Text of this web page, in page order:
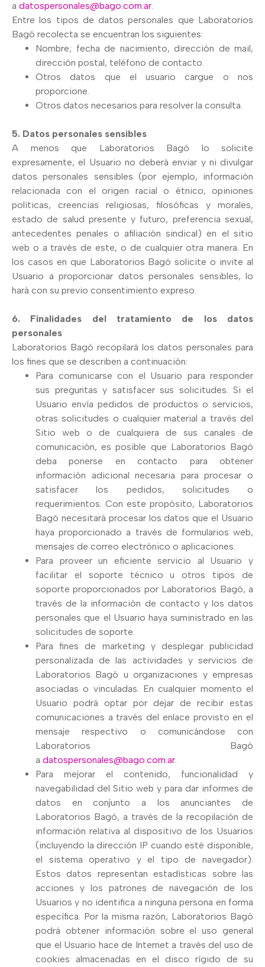
a datospersonales@bago.com.ar.
Entre los tipos de datos personales que Laboratorios
Bagó recolecta se encuentran los siguientes:
Nombre; fecha de nacimiento, dirección de mail,
dirección postal, teléfono de contacto.
Otros datos que el usuario cargue o nos
proporcione.
Otros datos necesarios para resolver la consulta.
5. Datos personales sensibles
A menos que Laboratorios Bagó lo solicite
expresamente, el Usuario no deberá enviar y ni divulgar
datos personales sensibles (por ejemplo, información
relacionada con el origen racial o étnico, opiniones
políticas, creencias religiosas, filosóficas y morales,
estado de salud presente y futuro, preferencia sexual,
antecedentes penales o afiliación sindical) en el sitio
web o a través de este, o de cualquier otra manera. En
los casos en que Laboratorios Bagó solicite o invite al
Usuario a proporcionar datos personales sensibles, lo
hará con su previo consentimiento expreso.
6. Finalidades del tratamiento de los datos
personales
Laboratorios Bagó recopilará los datos personales para
los fines que se describen a continuación:
Para comunicarse con el Usuario para responder
sus preguntas y satisfacer sus solicitudes. Si el
Usuario envía pedidos de productos o servicios,
otras solicitudes o cualquier material a través del
Sitio web o de cualquiera de sus canales de
comunicación, es posible que Laboratorios Bagó
deba ponerse en contacto para obtener
información adicional necesaria para procesar o
satisfacer los pedidos, solicitudes o
requerimientos. Con este propósito, Laboratorios
Bagó necesitará procesar los datos que el Usuario
haya proporcionado a través de formularios web,
mensajes de correo electrónico o aplicaciones.
Para proveer un eficiente servicio al Usuario y
facilitar el soporte técnico u otros tipos de
soporte proporcionados por Laboratorios Bagó, a
través de la información de contacto y los datos
personales que el Usuario haya suministrado en las
solicitudes de soporte.
Para fines de marketing y desplegar publicidad
personalizada de las actividades y servicios de
Laboratorios Bagó u organizaciones y empresas
asociadas o vinculadas. En cualquier momento el
Usuario podrá optar por dejar de recibir estas
comunicaciones a través del enlace provisto en el
mensaje respectivo o comunicándose con
Laboratorios Bagó
a datospersonales@bago.com.ar.
Para mejorar el contenido, funcionalidad y
navegabilidad del Sitio web y para dar informes de
datos en conjunto a los anunciantes de
Laboratorios Bagó, a través de la recopilación de
información relativa al dispositivo de los Usuarios
(incluyendo la dirección IP cuando esté disponible,
el sistema operativo y el tipo de navegador).
Estos datos representan estadísticas sobre las
acciones y los patrones de navegación de los
Usuarios y no identifica a ninguna persona en forma
específica. Por la misma razón, Laboratorios Bagó
podrá obtener información sobre el uso general
que el Usuario hace de Internet a través del uso de
cookies almacenadas en el disco rígido de su